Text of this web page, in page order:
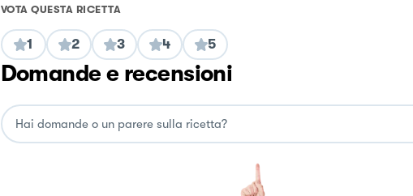
VOTA QUESTA RICETTA
1 2 3 4 5
Domande e recensioni